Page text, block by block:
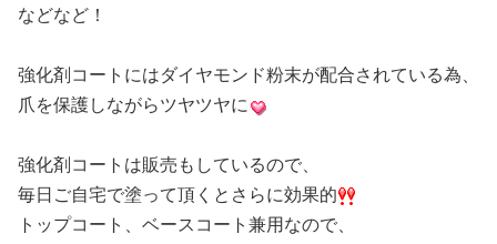
などなど！
強化剤コートにはダイヤモンド粉末が配合されている為、
爪を保護しながらツヤツヤに
強化剤コートは販売もしているので、
毎日ご自宅で塗って頂くとさらに効果的
トップコート、ベースコート兼用なので、